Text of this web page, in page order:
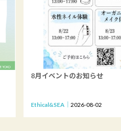
8月イベントのお知らせ
Ethical&SEA 2026-08-02